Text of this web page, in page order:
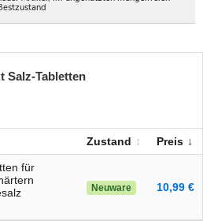
Salz-Tabletten
Zustand Preis
für
Neuware 10,99 €